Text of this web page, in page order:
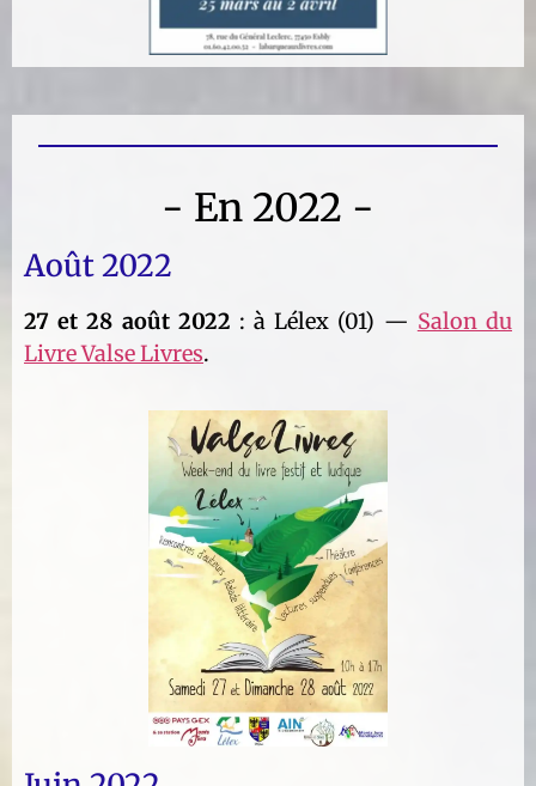
- En 2022 -
Août 2022
27 et 28 août 2022 : à Lélex (01) — Salon du
Livre Valse Livres.